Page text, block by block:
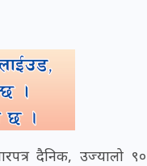
दैनिक, उज्यालो ९०